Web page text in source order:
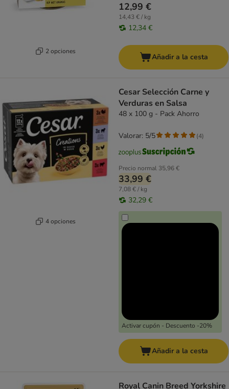
2 opciones
12,99 €
14,43 € / kg
12,34 €
Añadir a la cesta
4 opciones
Cesar Selección Carne y
Verduras en Salsa
48 x 100 g - Pack Ahorro
Precio normal 35,96 €
33,99 €
7,08 € / kg
32,29 €
Activar cupón - Descuento -20%
Valorar: 5/5 (4)
Añadir a la cesta
Royal Canin Breed Yorkshire